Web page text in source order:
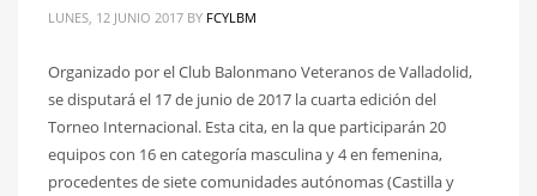
LUNES, 12 JUNIO 2017 BY FCYLBM
Organizado por el Club Balonmano Veteranos de Valladolid,
se disputará el 17 de junio de 2017 la cuarta edición del
Torneo Internacional. Esta cita, en la que participarán 20
equipos con 16 en categoría masculina y 4 en femenina,
procedentes de siete comunidades autónomas (Castilla y